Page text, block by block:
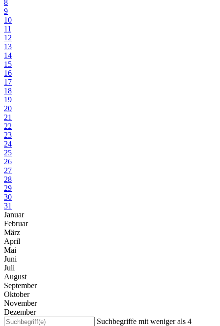
8
9
10
11
12
13
14
15
16
17
18
19
20
21
22
23
24
25
26
27
28
29
30
31
Januar
Februar
März
April
Mai
Juni
Juli
August
September
Oktober
November
Dezember
Suchbegriffe mit weniger als 4